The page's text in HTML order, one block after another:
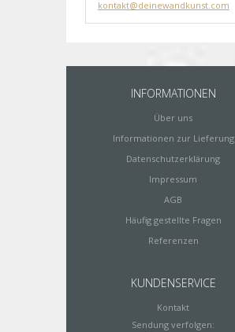
kontakt@deinewandkunst.com
INFORMATIONEN
Über uns
Informationen zur Lieferung
Datenschutzerklärung
Impressum
AGB
Häufig gestellte Fragen
Referenzen
KUNDENSERVICE
Kontakt
Sendung verfolgen: